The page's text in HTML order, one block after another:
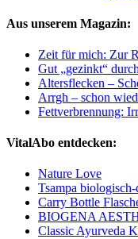
Aus unserem Magazin:
Zeit für mich: Zur
Gut „gezinkt“
Altersflecken –
Arrgh – schon
Fettverbrennung:
VitalAbo entdecken:
Nature Love
Tsampa
Carry Bottle
BIOGENA
Classic Ayurveda